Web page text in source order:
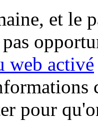
et le
web activé
pour